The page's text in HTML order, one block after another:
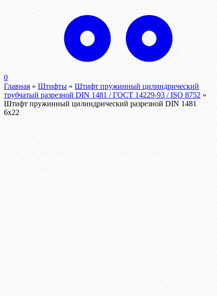
0
Главная » Штифты » Штифт пружинный цилиндрический
трубчатый разрезной DIN 1481 / ГОСТ 14229-93 / ISO 8752 »
Штифт пружинный цилиндрический разрезной DIN 1481
6х22